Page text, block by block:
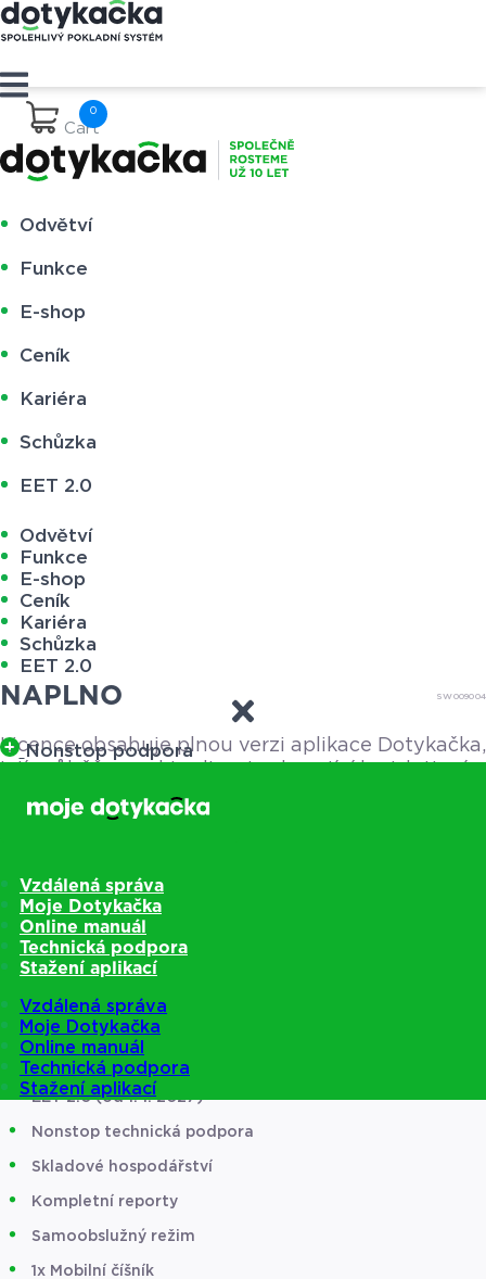
Cart
Odvětví
Funkce
E-shop
Ceník
Kariéra
Schůzka
EET 2.0
Odvětví
Funkce
E-shop
Ceník
Kariéra
Schůzka
EET 2.0
Nonstop podpora
Vzdálená správa
Moje Dotykačka
Online manuál
Technická podpora
Stažení aplikací
Vzdálená správa
Moje Dotykačka
Online manuál
Technická podpora
Stažení aplikací
NAPLNO SW009004
Licence obsahuje plnou verzi aplikace Dotykačka,
změny, vzdálenou správu, správu skladů, detailní
online a nonstop telefonickou technickou
kód licence a návod na aktivaci vám zašleme e-
mailem.
Nastavit parametry licence
Chci poradit
SPECIFIKACE PRODUKTU
EET 2.0 (od 1. 1. 2027)
Nonstop technická podpora
Skladové hospodářství
Kompletní reporty
Samoobslužný režim
1x Mobilní číšník